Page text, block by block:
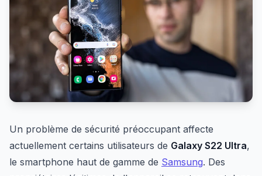
Un problème de sécurité préoccupant affecte
actuellement certains utilisateurs de Galaxy S22 Ultra,
le smartphone haut de gamme de Samsung. Des